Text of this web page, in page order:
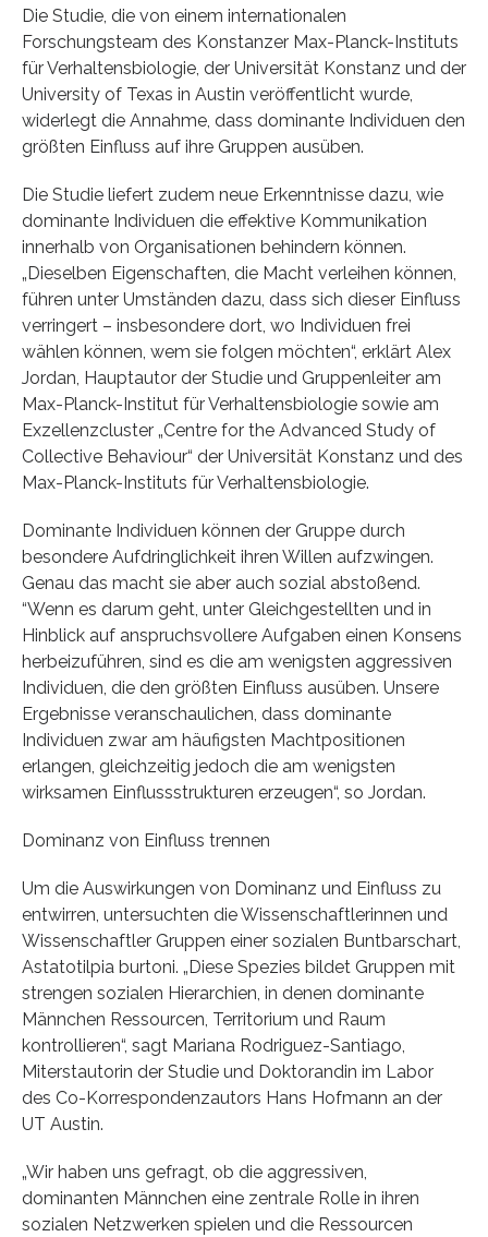
Die Studie, die von einem internationalen
Forschungsteam des Konstanzer Max-Planck-Instituts
für Verhaltensbiologie, der Universität Konstanz und der
University of Texas in Austin veröffentlicht wurde,
widerlegt die Annahme, dass dominante Individuen den
größten Einfluss auf ihre Gruppen ausüben.
Die Studie liefert zudem neue Erkenntnisse dazu, wie
dominante Individuen die effektive Kommunikation
innerhalb von Organisationen behindern können.
„Dieselben Eigenschaften, die Macht verleihen können,
führen unter Umständen dazu, dass sich dieser Einfluss
verringert – insbesondere dort, wo Individuen frei
wählen können, wem sie folgen möchten“, erklärt Alex
Jordan, Hauptautor der Studie und Gruppenleiter am
Max-Planck-Institut für Verhaltensbiologie sowie am
Exzellenzcluster „Centre for the Advanced Study of
Collective Behaviour“ der Universität Konstanz und des
Max-Planck-Instituts für Verhaltensbiologie.
Dominante Individuen können der Gruppe durch
besondere Aufdringlichkeit ihren Willen aufzwingen.
Genau das macht sie aber auch sozial abstoßend.
“Wenn es darum geht, unter Gleichgestellten und in
Hinblick auf anspruchsvollere Aufgaben einen Konsens
herbeizuführen, sind es die am wenigsten aggressiven
Individuen, die den größten Einfluss ausüben. Unsere
Ergebnisse veranschaulichen, dass dominante
Individuen zwar am häufigsten Machtpositionen
erlangen, gleichzeitig jedoch die am wenigsten
wirksamen Einflussstrukturen erzeugen“, so Jordan.
Dominanz von Einfluss trennen
Um die Auswirkungen von Dominanz und Einfluss zu
entwirren, untersuchten die Wissenschaftlerinnen und
Wissenschaftler Gruppen einer sozialen Buntbarschart,
Astatotilpia burtoni. „Diese Spezies bildet Gruppen mit
strengen sozialen Hierarchien, in denen dominante
Männchen Ressourcen, Territorium und Raum
kontrollieren“, sagt Mariana Rodriguez-Santiago,
Miterstautorin der Studie und Doktorandin im Labor
des Co-Korrespondenzautors Hans Hofmann an der
UT Austin.
„Wir haben uns gefragt, ob die aggressiven,
dominanten Männchen eine zentrale Rolle in ihren
sozialen Netzwerken spielen und die Ressourcen